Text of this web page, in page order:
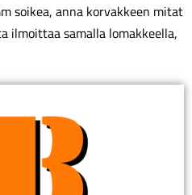
soikea, anna korvakkeen mitat
ilmoittaa samalla lomakkeella,